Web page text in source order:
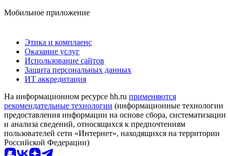
Мобильное приложение
Этика и комплаенс
Оказание услуг
Использование сайтов
Защита персональных данных
ИТ аккредитация
На информационном ресурсе hh.ru применяются
рекомендательные технологии (информационные технологии
предоставления информации на основе сбора, систематизации
и анализа сведений, относящихся к предпочтениям
пользователей сети «Интернет», находящихся на территории
Российской Федерации)